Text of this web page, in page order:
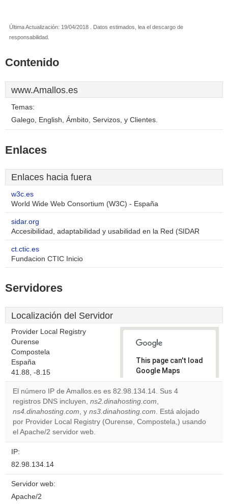
Última Actualización: 19/04/2018 . Datos estimados, lea el descargo de
responsabilidad.
Contenido
www.Amallos.es
Temas:
Galego, English, Ámbito, Servizos, y Clientes.
Enlaces
Enlaces hacia fuera
w3c.es
World Wide Web Consortium (W3C) - España
sidar.org
Accesibilidad, adaptabilidad y usabilidad en la Red (SIDAR
ct.ctic.es
Fundacion CTIC Inicio
Servidores
Localización del Servidor
Provider Local Registry
Ourense
Compostela
España
41.88, -8.15
This page can't load
Google Maps
correctly.
Do you
own this
website?
OK
El número IP de Amallos.es es 82.98.134.14. Sus 4
registros DNS incluyen, ns2.dinahosting.com,
ns4.dinahosting.com, y ns3.dinahosting.com. Está alojado
por Provider Local Registry (Ourense, Compostela,) usando
el Apache/2 servidor web.
IP:
82.98.134.14
Servidor web:
Apache/2